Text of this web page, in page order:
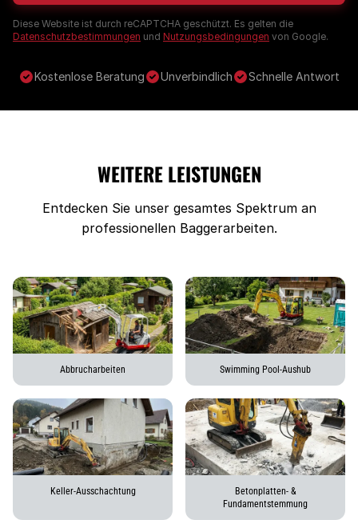
Diese Website ist durch reCAPTCHA geschützt. Es gelten die
Datenschutzbestimmungen und Nutzungsbedingungen von Google.
Kostenlose Beratung Unverbindlich Schnelle Antwort
WEITERE LEISTUNGEN
Entdecken Sie unser gesamtes Spektrum an
professionellen Baggerarbeiten.
Abbrucharbeiten Swimming Pool-Aushub
Keller-Ausschachtung
Betonplatten- &
Fundamentstemmung